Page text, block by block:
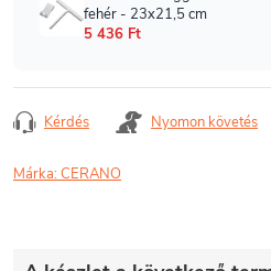
Kérdés Nyomon követés
Márka:CERANO